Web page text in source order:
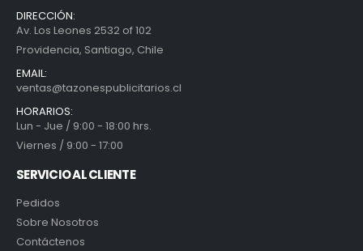
DIRECCIÓN:
Av. Los Leones 2532 of 102
Providencia, Santiago, Chile
EMAIL:
ventas@tazonespublicitarios.cl
HORARIOS:
Lun - Jue / 9:00 - 18:00 hrs.
Viernes / 9:00 - 17:00
SERVICIO AL CLIENTE
Pedidos
Sobre Nosotros
Contáctenos